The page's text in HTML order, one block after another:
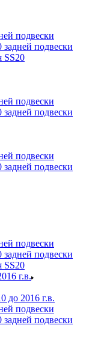
подвески
подвески
SS20
подвески
подвески
подвески
подвески
подвески
подвески
SS20
г.в.
до 2016 г.в.
подвески
подвески